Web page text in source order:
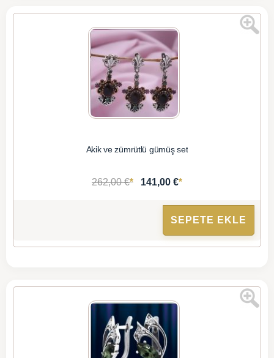
Akik ve zümrütlü gümüş set
262,00 €* 141,00 €*
SEPETE EKLE